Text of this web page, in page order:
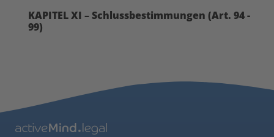
KAPITEL XI – Schlussbestimmungen (Art. 94 -
99)